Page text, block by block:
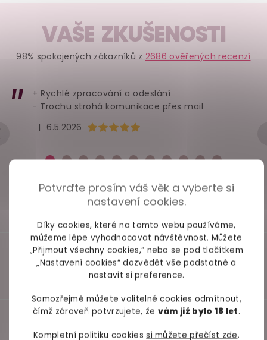
Potvrďte prosím váš věk a vyberte si
nastavení cookies.
Díky cookies, které na tomto webu používáme,
můžeme lépe vyhodnocovat návštěvnost. Můžete
„Přijmout všechny cookies,“ nebo se pod tlačítkem
„Nastavení cookies“ dozvědět vše podstatné a
nastavit si preference.
Samozřejmě můžete volitelné cookies odmítnout,
čímž zároveň potvrzujete, že vám již bylo 18 let.
Kompletní politiku cookiessi můžete přečíst zde.
VAŠE ZKUŠENOSTI
98% spokojených zákazníků z 2686 ověřených recenzí
Hodnocení obchodu je 5 z 5 hvězdiček.
| 6.5.2026
+ Rychlé zpracování a odeslání
- Trochu strohá komunikace přes mail